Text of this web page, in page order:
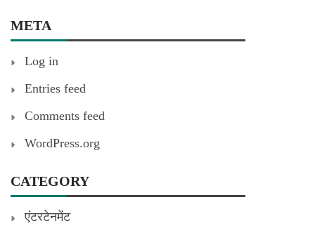
META
Log in
Entries feed
Comments feed
WordPress.org
CATEGORY
एंटरटेनमेंट